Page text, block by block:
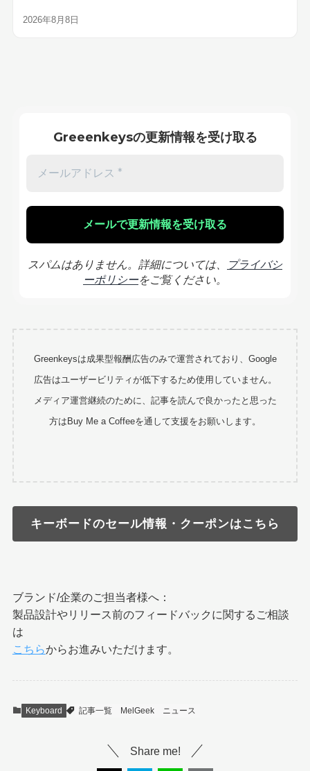
2026年8月8日
Greeenkeysの更新情報を受け取る
スパムはありません。詳細については、
プライバシ
ーポリシーをご覧ください。
Greenkeysは成果型報酬広告のみで運営されており、Google
広告はユーザービリティが低下するため使用していません。
メディア運営継続のために、記事を読んで良かったと思った
方はBuy Me a Coffeeを通して支援をお願いします。
キーボードのセール情報・クーポンはこちら
ブランド/企業のご担当者様へ：
製品設計やリリース前のフィードバックに関するご相談
は
こちらからお進みいただけます。
Keyboard 記事一覧 MelGeek ニュース
Share me!